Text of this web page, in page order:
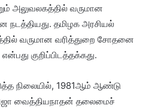
அலுவலகத்தில் வருமான
நடத்தியது. தமிழக அரசியல்
வருமான வரித்துறை சோதனை
குறிப்பிடத்தக்கது.
நிலையில், 1981ஆம் ஆண்டு
வைத்தியநாதன் தலைமைச்